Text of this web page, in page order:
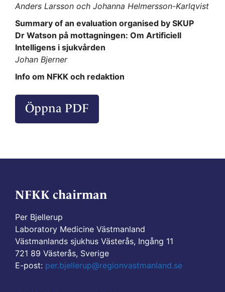
Anders Larsson och Johanna Helmersson-Karlqvist
Summary of an evaluation organised by SKUP
Dr Watson på mottagningen: Om Artificiell
Intelligens i sjukvården
Johan Bjerner
Info om NFKK och redaktion
Öppna PDF
NFKK chairman
Per Bjellerup
Laboratory Medicine Västmanland
Västmanlands sjukhus Västerås, Ingång 11
721 89 Västerås, Sverige
E-post: per.bjellerup@regionvastmanland.se